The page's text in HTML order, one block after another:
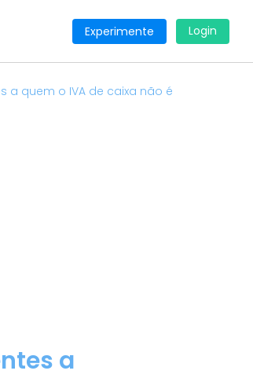
Experimente Login
a quem o IVA de caixa não é
a